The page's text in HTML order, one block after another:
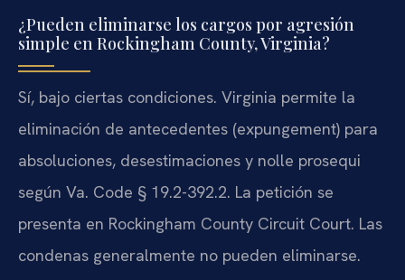
¿Pueden eliminarse los cargos por agresión
simple en Rockingham County, Virginia?
Sí, bajo ciertas condiciones. Virginia permite la
eliminación de antecedentes (expungement) para
absoluciones, desestimaciones y nolle prosequi
según Va. Code § 19.2-392.2. La petición se
presenta en Rockingham County Circuit Court. Las
condenas generalmente no pueden eliminarse.